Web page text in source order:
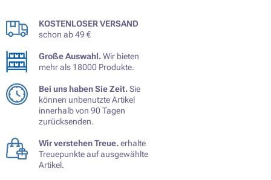
KOSTENLOSER VERSAND
schon ab 49 €
Große Auswahl.Wir bieten
mehr als 18000 Produkte.
Bei uns haben Sie Zeit.Sie
können unbenutzte Artikel
innerhalb von 90 Tagen
zurücksenden.
Wir verstehen Treue.erhalte
Treuepunkte auf ausgewählte
Artikel.